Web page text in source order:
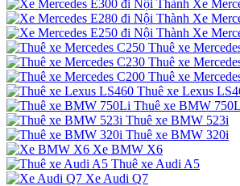
Xe
Xe
Xe
Thuê xe
Thuê xe
Thuê xe
Thuê xe Lexus
Thuê xe BMW
Thuê xe BMW 523i
Thuê xe BMW 320i
Xe BMW X6
Thuê xe Audi A5
Xe Audi Q7